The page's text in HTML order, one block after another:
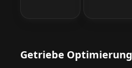
Getriebe Optimierung